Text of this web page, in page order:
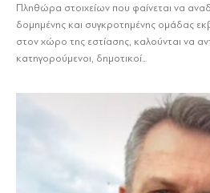
Πληθώρα στοιχείων που φαίνεται να
δομημένης και συγκροτημένης ομάδας
στον χώρο της εστίασης, καλούνται να
κατηγορούμενοι, δημοτικοί...